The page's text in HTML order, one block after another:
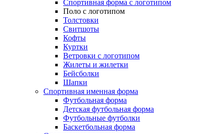
Спортивная форма с логотипом
Поло с логотипом
Толстовки
Свитшоты
Кофты
Куртки
Ветровки с логотипом
Жилеты и жилетки
Бейсболки
Шапки
Спортивная именная форма
Футбольная форма
Детская футбольная форма
Футбольные футболки
Баскетбольная форма